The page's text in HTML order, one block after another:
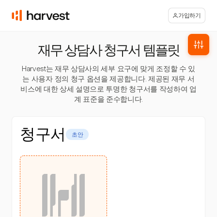
가입하기
재무 상담사 청구서 템플릿
Harvest는 재무 상담사의 세부 요구에 맞게 조정할 수 있
는 사용자 정의 청구 옵션을 제공합니다. 제공된 재무 서
비스에 대한 상세 설명으로 투명한 청구서를 작성하여 업
계 표준을 준수합니다.
청구서 초안